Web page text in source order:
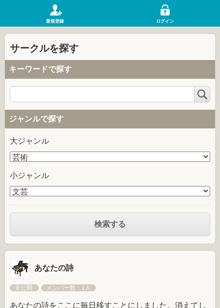
新規登録 ログイン
サークルを探す
キーワードで探す
ジャンルで探す
大ジャンル
小ジャンル
あなたの詩
非公開 メンバー数：1人
あなたの詩をここに毎日移すことにしました。消えてし